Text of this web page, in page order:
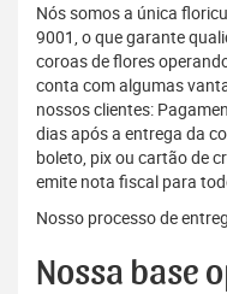
Nós somos a única
9001, o que garante
coroas de flores
conta com algumas
nossos clientes:
dias após a entrega da
boleto, pix ou cartão de
emite nota fiscal para
Nosso processo de
Nossa base